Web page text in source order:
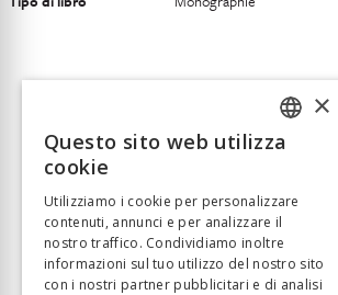
FRENCH
×
Questo sito web utilizza
cookie
Utilizziamo i cookie per personalizzare
contenuti, annunci e per analizzare il
nostro traffico. Condividiamo inoltre
informazioni sul tuo utilizzo del nostro sito
con i nostri partner pubblicitari e di analisi